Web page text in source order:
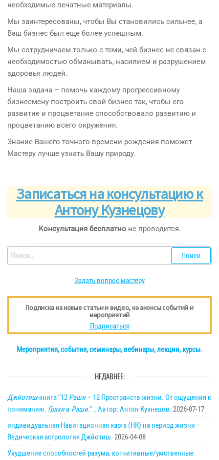
необходимые печатные материалы.
Мы заинтересованы, чтобы Вы становились сильнее, а
Ваш бизнес был еще более успешным.
Мы сотрудничаем только с теми, чей бизнес не связан с
необходимостью обманывать, насилием и разрушением
здоровья людей.
Наша задача – помочь каждому прогрессивному
бизнесмену построить свой бизнес так, чтобы его
развитие и процветание способствовало развитию и
процветанию всего окружения.
Знание Вашего точного времени рождения поможет
Мастеру лучше узнать Вашу природу.
Записаться на консультацию к
Антону Кузнецову
Консультация бесплатноне проводится.
Найти:
Задать вопрос мастеру
Подписка на новые статьи и видео, на анонсы событий и
мероприятий
Подписаться
Мероприятия, события, семинары, вебинары, лекции, курсы.
НЕДАВНЕЕ:
Джйотиш-книга “12 Раши– 12 Пространств жизни. От ощущения к
пониманию. Грахив Раши.” _ Автор: Антон Кузнецов. 2026-07-17
индивидуальная Навигационная карта (НК) на период жизни –
Ведическая астрология Джйотиш. 2026-04-08
Ухудшение способностей разума, когнитивные/умственные